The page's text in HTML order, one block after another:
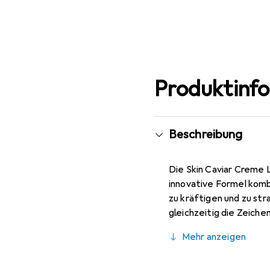
Beschreibung
Die Skin Caviar
innovative Formel
zu kräftigen und zu
gleichzeitig die
den täglichen
Mehr anzeigen